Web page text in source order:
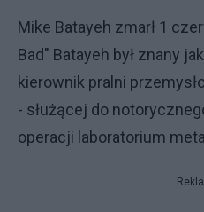
Mike Batayeh zmarł 1
Bad" Batayeh był znany
kierownik pralni
- służącej do
operacji laboratorium